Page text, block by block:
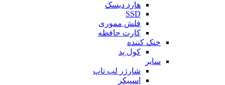
هارد دیسک
SSD
فلش مموری
کارت حافظه
خنک کننده
کول پد
سایر
شارژر لپ تاپ
اسپیکر